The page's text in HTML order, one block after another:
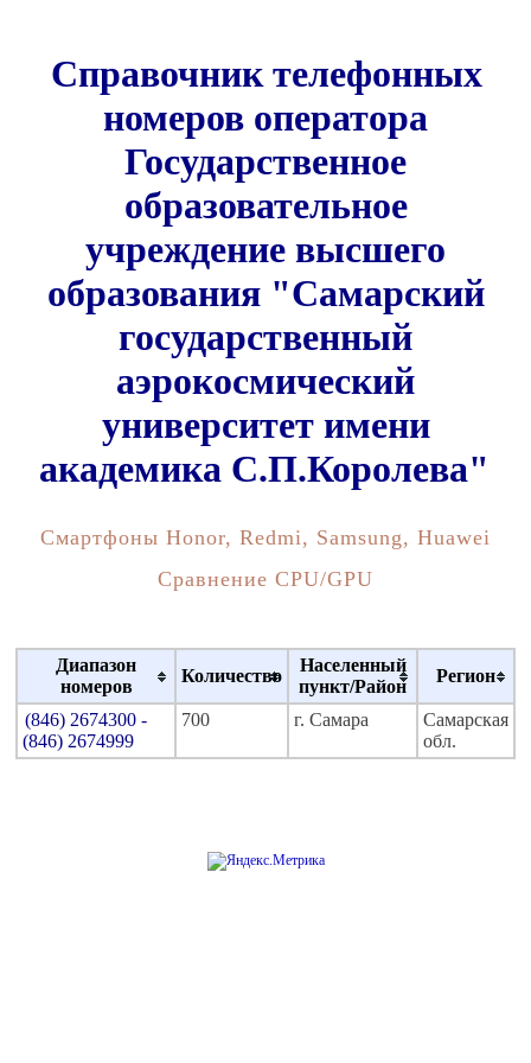
Справочник телефонных
номеров оператора
Государственное
образовательное
учреждение высшего
образования "Самарский
государственный
аэрокосмический
университет имени
академика С.П.Королева"
Смартфоны Honor, Redmi, Samsung, Huawei
Сравнение CPU/GPU
Диапазон
номеров
Количество
Населенный
пункт/Район
Регион
(846) 2674300 -
(846) 2674999
700 г. Самара
Самарская
обл.